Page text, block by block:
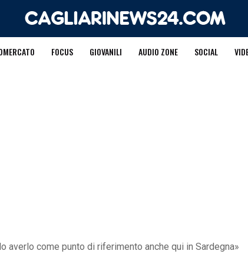
FOCUS GIOVANILI AUDIO ZONE SOCIAL
averlo come punto di riferimento anche qui in Sardegna»